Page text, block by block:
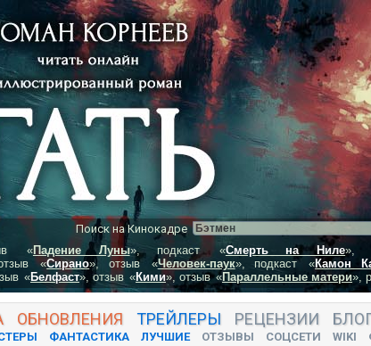
Поиск на Кинокадре
«Падение Луны», подкаст «Смерть на Ниле»,
«Сирано», отзыв «Человек-паук», подкаст «Камон
«Белфаст», отзыв «Кими», отзыв «Параллельные матери»,
ОБНОВЛЕНИЯ ТРЕЙЛЕРЫ РЕЦЕНЗИИ
ФАНТАСТИКА ЛУЧШИЕ ОТЗЫВЫ СОЦСЕТИ WIKI